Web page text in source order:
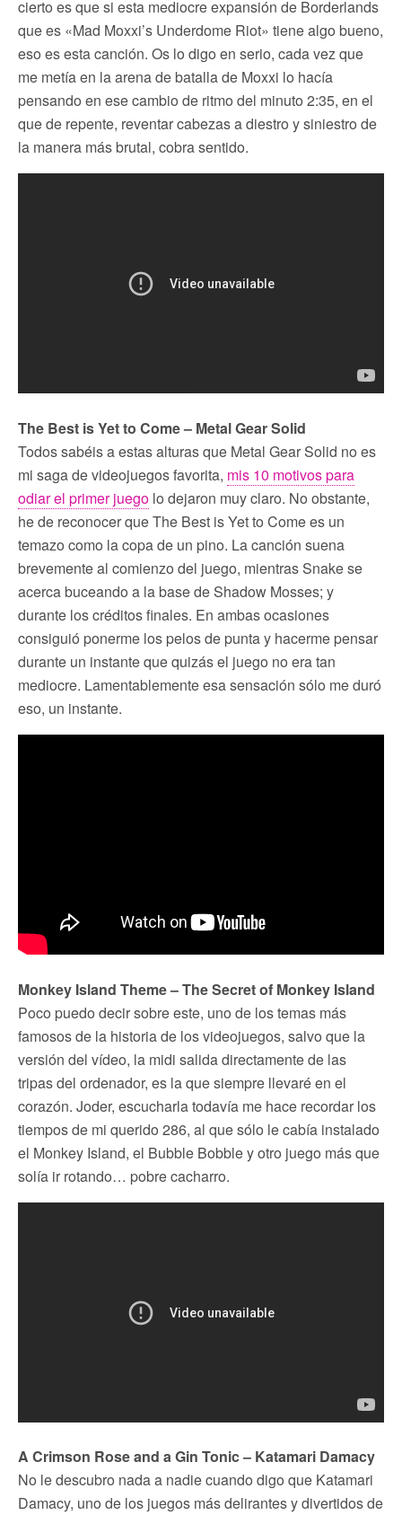
cierto es que si esta mediocre expansión de Borderlands
que es «Mad Moxxi’s Underdome Riot» tiene algo bueno,
eso es esta canción. Os lo digo en serio, cada vez que
me metía en la arena de batalla de Moxxi lo hacía
pensando en ese cambio de ritmo del minuto 2:35, en el
que de repente, reventar cabezas a diestro y siniestro de
la manera más brutal, cobra sentido.
The Best is Yet to Come – Metal Gear Solid
Todos sabéis a estas alturas que Metal Gear Solid no es
mi saga de videojuegos favorita, mis 10 motivos para
odiar el primer juego lo dejaron muy claro. No obstante,
he de reconocer que The Best is Yet to Come es un
temazo como la copa de un pino. La canción suena
brevemente al comienzo del juego, mientras Snake se
acerca buceando a la base de Shadow Mosses; y
durante los créditos finales. En ambas ocasiones
consiguió ponerme los pelos de punta y hacerme pensar
durante un instante que quizás el juego no era tan
mediocre. Lamentablemente esa sensación sólo me duró
eso, un instante.
Monkey Island Theme – The Secret of Monkey Island
Poco puedo decir sobre este, uno de los temas más
famosos de la historia de los videojuegos, salvo que la
versión del vídeo, la midi salida directamente de las
tripas del ordenador, es la que siempre llevaré en el
corazón. Joder, escucharla todavía me hace recordar los
tiempos de mi querido 286, al que sólo le cabía instalado
el Monkey Island, el Bubble Bobble y otro juego más que
solía ir rotando… pobre cacharro.
A Crimson Rose and a Gin Tonic – Katamari Damacy
No le descubro nada a nadie cuando digo que Katamari
Damacy, uno de los juegos más delirantes y divertidos de